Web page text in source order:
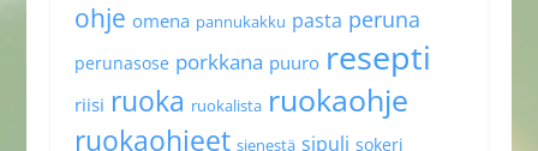
ohje omena pannukakku pasta peruna
perunasose porkkana puuro resepti
riisi ruoka ruokalista ruokaohje
ruokaohjeet sienestä sipuli sokeri